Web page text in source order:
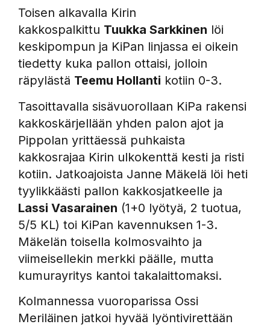
Toisen alkavalla Kirin
kakkospalkittu Tuukka Sarkkinen löi
keskipompun ja KiPan linjassa ei oikein
tiedetty kuka pallon ottaisi, jolloin
räpylästä Teemu Hollanti kotiin 0-3.
Tasoittavalla sisävuorollaan KiPa rakensi
kakkoskärjellään yhden palon ajot ja
Pippolan yrittäessä puhkaista
kakkosrajaa Kirin ulkokenttä kesti ja risti
kotiin. Jatkoajoista Janne Mäkelä löi heti
tyylikkäästi pallon kakkosjatkeelle ja
Lassi Vasarainen (1+0 lyötyä, 2 tuotua,
5/5 KL) toi KiPan kavennuksen 1-3.
Mäkelän toisella kolmosvaihto ja
viimeisellekin merkki päälle, mutta
kumurayritys kantoi takalaittomaksi.
Kolmannessa vuoroparissa Ossi
Meriläinen jatkoi hyvää lyöntivirettään